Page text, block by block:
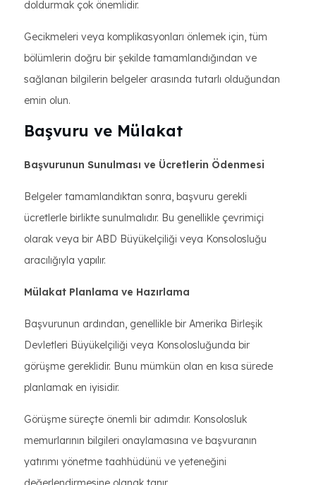
doldurmak çok önemlidir.
Gecikmeleri veya komplikasyonları önlemek için, tüm
bölümlerin doğru bir şekilde tamamlandığından ve
sağlanan bilgilerin belgeler arasında tutarlı olduğundan
emin olun.
Başvuru ve Mülakat
Başvurunun Sunulması ve Ücretlerin Ödenmesi
Belgeler tamamlandıktan sonra, başvuru gerekli
ücretlerle birlikte sunulmalıdır. Bu genellikle çevrimiçi
olarak veya bir ABD Büyükelçiliği veya Konsolosluğu
aracılığıyla yapılır.
Mülakat Planlama ve Hazırlama
Başvurunun ardından, genellikle bir Amerika Birleşik
Devletleri Büyükelçiliği veya Konsolosluğunda bir
görüşme gereklidir. Bunu mümkün olan en kısa sürede
planlamak en iyisidir.
Görüşme süreçte önemli bir adımdır. Konsolosluk
memurlarının bilgileri onaylamasına ve başvuranın
yatırımı yönetme taahhüdünü ve yeteneğini